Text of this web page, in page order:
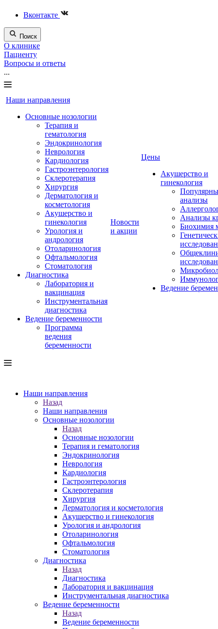
Вконтакте
Поиск
О клинике
Пациенту
Вопросы и ответы
...
Наши направления
Основные нозологии
Терапия и
гематология
Эндокринология
Неврология
Кардиология
Гастроэнтерология
Склеротерапия
Хирургия
Дерматология и
косметология
Акушерство и
гинекология
Урология и
андрология
Отоларинология
Офтальмология
Стоматология
Диагностика
Лаборатория и
вакцинация
Инструментальная
диагностика
Ведение беременности
Программа
ведения
беременности
Новости
и акции
Цены
Акушерство и
гинекология
анализы
Анализы
Биохимия
Ведение
Наши направления
Назад
Наши направления
Основные нозологии
Назад
Основные нозологии
Терапия и гематология
Эндокринология
Неврология
Кардиология
Гастроэнтерология
Склеротерапия
Хирургия
Дерматология и косметология
Акушерство и гинекология
Урология и андрология
Отоларинология
Офтальмология
Стоматология
Диагностика
Назад
Диагностика
Лаборатория и вакцинация
Инструментальная диагностика
Ведение беременности
Назад
Ведение беременности